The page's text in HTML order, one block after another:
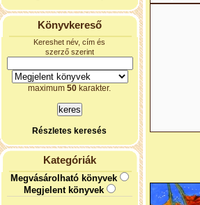
Könyvkereső
Kereshet név, cím és
szerző szerint
maximum50 karakter.
Részletes keresés
Kategóriák
Megvásárolható könyvek
Megjelent könyvek